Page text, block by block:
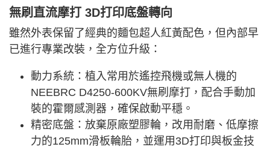
無刷直流摩打 3D打印底盤轉向
雖然外表保留了經典的麵包超人紅黃配色，但內部早
已進行專業改裝，全方位升級：
動力系統：植入常用於遙控飛機或無人機的
NEEBRC D4250-600KV無刷摩打，配合手動加
裝的霍爾感測器，確保啟動平穩。
精密底盤：放棄原廠塑膠輪，改用耐磨、低摩擦
力的125mm滑板輪胎，並運用3D打印與板金技